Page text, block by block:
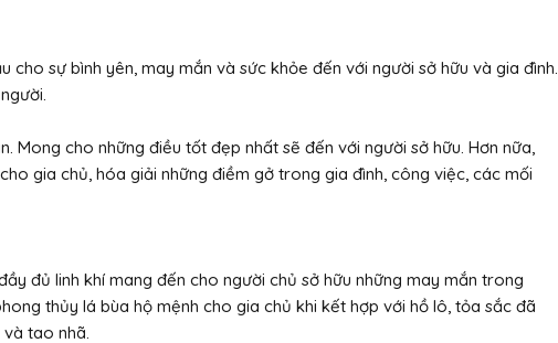
cho sự bình yên, may mắn và sức khỏe đến với người sở hữu và gia đình.
Mong cho những điều tốt đẹp nhất sẽ đến với người sở hữu. Hơn nữa,
gia chủ, hóa giải những điềm gở trong gia đình, công việc, các mối
đủ linh khí mang đến cho người chủ sở hữu những may mắn trong
thủy lá bùa hộ mệnh cho gia chủ khi kết hợp với hồ lô, tỏa sắc đã
tao nhã.